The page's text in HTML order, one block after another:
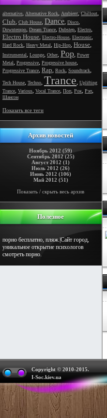
alternative, Alternative Rock, Ambient, Chillout,
Club, Club House, Dance, Disco,
Downtempo, Dream Trance, Dubstep, Electro,
Electro House, Electro-House, Electronic,
Hard Rock, Heavy Metal, Hip-Hop, House,
Instrumental, Lounge, Other, Pop, Power
Metal, Progressive, Progressive house,
Progressive Trance, Rap, Rock, Soundtrack,
Tech House, Techno, Trance, Uplifting
Trance, Various, Vocal Trance, Поп, Рок, Рэп,
Шансон
Показать все теги
Архив новостей
Ноябрь 2012 (59)
Сентябрь 2012 (25)
Август 2012 (1)
Июль 2012 (26)
Июнь 2012 (106)
Май 2012 (51)
Показать / скрыть весь архив
Полезное
порно бесплатно, пляж.|Сайт город,
уникальное открытие психологов
смотреть порно.
Copyright © 2010-2015.
I-Soc.kiev.ua